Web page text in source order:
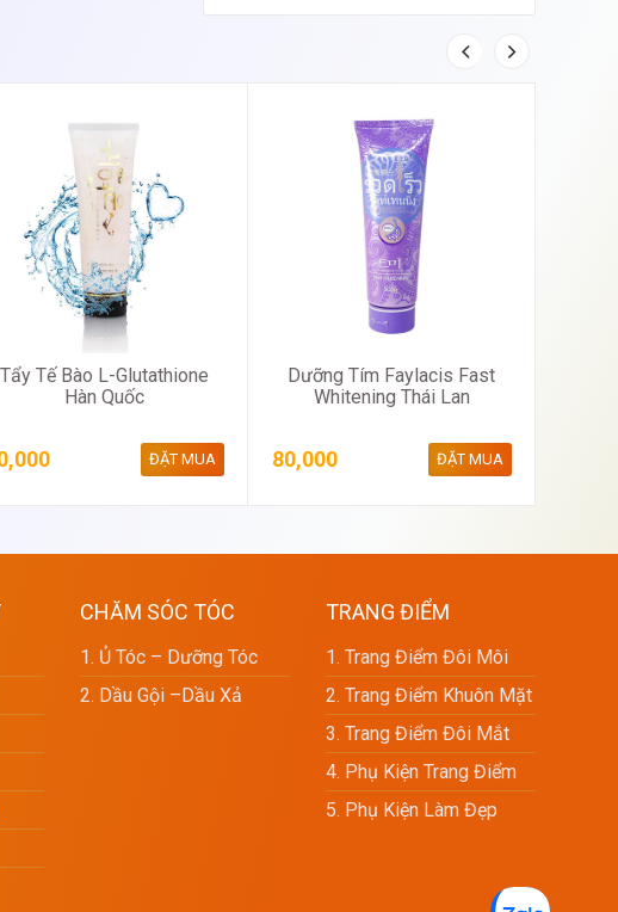
Tẩy Tế Bào L-Glutathione
Hàn Quốc
ĐẶT MUA
Dưỡng Tím Faylacis Fast
Whitening Thái Lan
80,000 ĐẶT MUA
CHĂM SÓC TÓC
1. Ủ Tóc – Dưỡng Tóc
2. Dầu Gội –dầu Xả
TRANG ĐIỂM
1. Trang Điểm Đôi Môi
2. Trang Điểm Khuôn Mặt
3. Trang Điểm Đôi Mắt
4. Phụ Kiện Trang Điểm
5. Phụ Kiện Làm Đẹp